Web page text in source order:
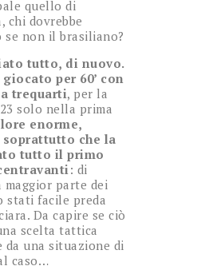
quello di
chi dovrebbe
se non il brasiliano?
tutto, di nuovo.
per 60’ con
trequarti, per la
solo nella prima
enorme,
che la
tutto il primo
: di
maggior parte dei
stati facile preda
Da capire se ciò
scelta tattica
da una situazione di
caso…